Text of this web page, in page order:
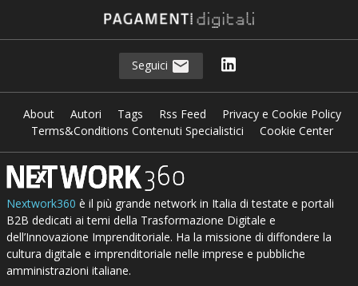
Seguici
About Autori Tags Rss Feed
Privacy e Cookie Policy
Terms&Conditions Contenuti Specialistici
Cookie Center
Nextwork360 è il più grande network in Italia di testate e portali
B2B dedicati ai temi della Trasformazione Digitale e
dell’Innovazione Imprenditoriale. Ha la missione di diffondere la
cultura digitale e imprenditoriale nelle imprese e pubbliche
amministrazioni italiane.